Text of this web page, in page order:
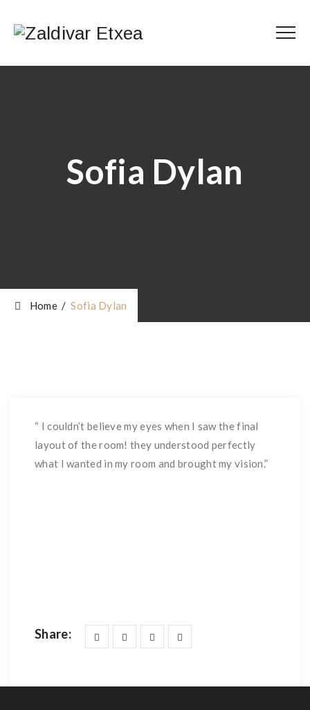
Sofia Dylan
Home/Sofia Dylan
“ I couldn’t believe my eyes when I saw the final
layout of the room! they understood perfectly
what I wanted in my room and brought my vision.”
Share: